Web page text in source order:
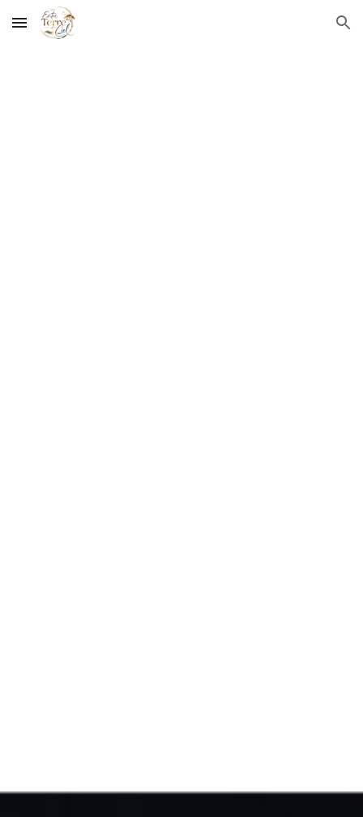
Skip to main content Skip to navigation